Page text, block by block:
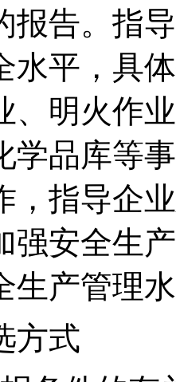
报告。指
水平，具
、明火作
学品库等
，指导企
强安全生
生产管理
方式